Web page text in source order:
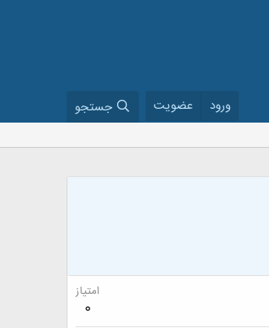
ورود عضویت جستجو
امتیاز
0